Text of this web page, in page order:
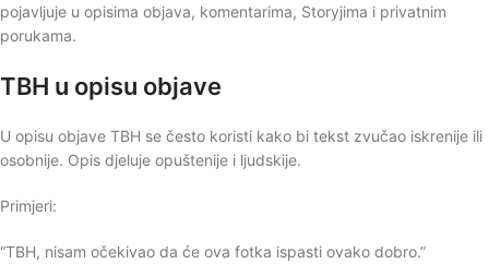
pojavljuje u opisima objava, komentarima, Storyjima i privatnim
porukama.
TBH u opisu objave
U opisu objave TBH se često koristi kako bi tekst zvučao iskrenije ili
osobnije. Opis djeluje opuštenije i ljudskije.
Primjeri:
“TBH, nisam očekivao da će ova fotka ispasti ovako dobro.”